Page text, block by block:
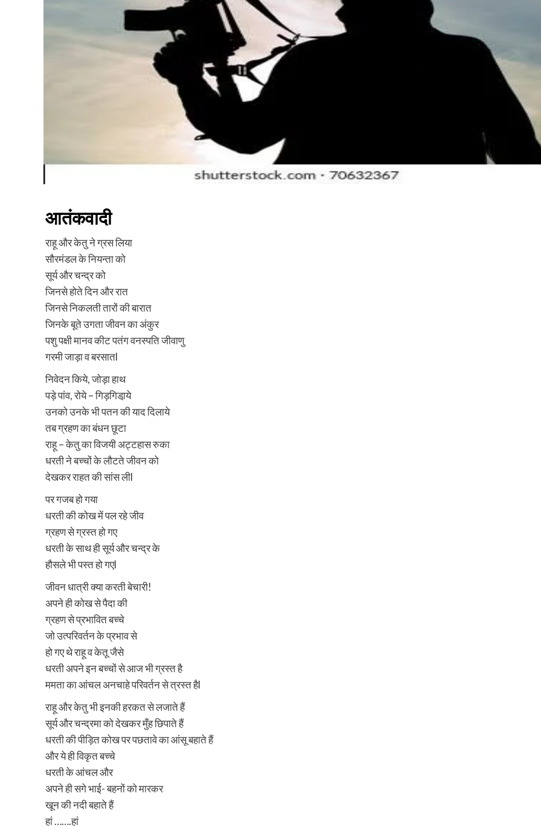
आतंकवादी
राहू और केतु ने ग्रस लिया
सौरमंडल के नियन्ता को
सूर्य और चन्द्र को
जिनसे होते दिन और रात
जिनसे निकलती तारों की बारात
जिनके बूते उगता जीवन का अंकुर
पशु पक्षी मानव कीट पतंग वनस्पति जीवाणु
गरमी जाड़ा व बरसातl
निवेदन किये, जोड़ा हाथ
पड़े पांव, रोये – गिड़गिडा़ये
उनको उनके भी पतन की याद दिलाये
तब ग्रहण का बंधन छूटा
राहू – केतु का विजयी अट्टहास रुका
धरती ने बच्चों के लौटते जीवन को
देखकर राहत की सांस लीl
पर गजब हो गया
धरती की कोख में पल रहे जीव
ग्रहण से ग्रस्त हो गए
धरती के साथ ही सूर्य और चन्द्र के
हौसले भी पस्त हो गएl
जीवन धात्री क्या करती बेचारी!
अपने ही कोख से पैदा की
ग्रहण से प्रभावित बच्चे
जो उत्परिवर्तन के प्रभाव से
हो गए थे राहू व केतू जैसे
धरती अपने इन बच्चों से आज भी ग्रस्त है
ममता का आंचल अनचाहे परिवर्तन से त्रस्त हैl
राहू और केतु भी इनकी हरकत से लजाते हैं
सूर्य और चन्द्रमा को देखकर मुँह छिपाते हैं
धरती की पीड़ित कोख पर पछतावे का आंसू बहाते हैं
और ये ही विकृत बच्चे
धरती के आंचल और
अपने ही सगे भाई- बहनों को मारकर
खून की नदी बहाते हैं
हां …….हां